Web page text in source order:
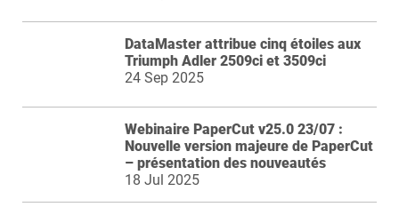
DataMaster attribue cinq étoiles aux
Triumph Adler 2509ci et 3509ci
24 Sep 2025
Webinaire PaperCut v25.0 23/07 :
Nouvelle version majeure de PaperCut
– présentation des nouveautés
18 Jul 2025